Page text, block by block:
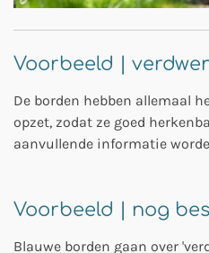
Voorbeeld |
De borden hebben allemaal
opzet, zodat ze goed
aanvullende informatie
Voorbeeld | nog
Blauwe borden gaan over